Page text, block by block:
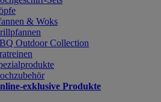
& Woks
Outdoor Collection
exklusive Produkte